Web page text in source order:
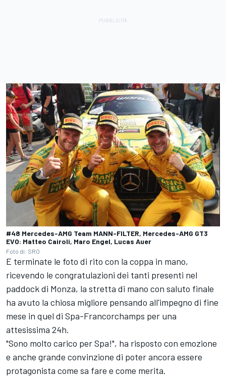
#48 Mercedes-AMG Team MANN-FILTER, Mercedes-AMG GT3
EVO: Matteo Cairoli, Maro Engel, Lucas Auer
Foto di: SRO
E terminate le foto di rito con la coppa in mano,
ricevendo le congratulazioni dei tanti presenti nel
paddock di Monza, la stretta di mano con saluto finale
ha avuto la chiosa migliore pensando all'impegno di fine
mese in quel di Spa-Francorchamps per una
attesissima 24h.
"Sono molto carico per Spa!", ha risposto con emozione
e anche grande convinzione di poter ancora essere
protagonista come sa fare e come merita.